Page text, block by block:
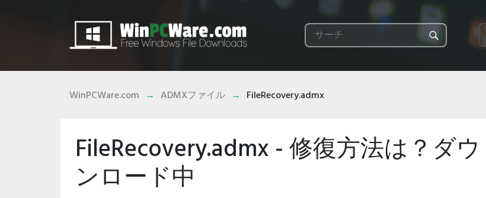
WinPCWare.com ADMXファイル FileRecovery.admx
FileRecovery.admx - 修復方法は？ダウ
ンロード中